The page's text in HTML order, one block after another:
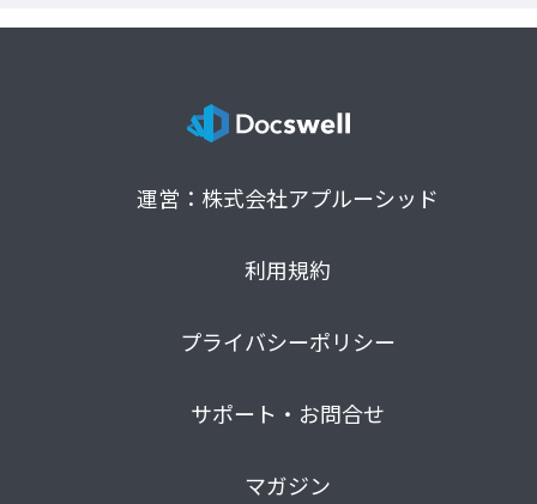
運営：株式会社アプルーシッド
利用規約
プライバシーポリシー
サポート・お問合せ
マガジン